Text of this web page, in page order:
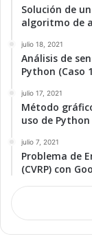
Solución de
algoritmo de
julio 18, 2021
Análisis de
Python (Caso
julio 17, 2021
Método
uso de Python
julio 7, 2021
Problema de
(CVRP) con